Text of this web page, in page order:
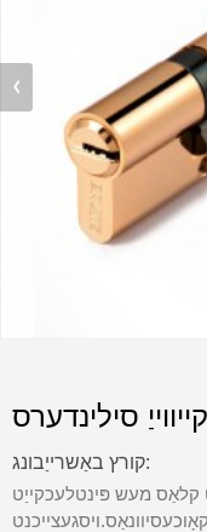
סילינדערס
קורץ באַשרייַבונג:
קלאַס מעש פּינטלעכקייַט